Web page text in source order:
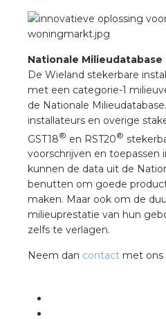
Nationale Milieudatabase
De Wieland stekerbare
met een categorie-1
de Nationale
installateurs en overige
GST18® en RST20®
voorschrijven en toepassen
kunnen de data uit de
benutten om goede
maken. Maar ook om de
milieuprestatie van hun
zelfs te verlagen.
Neem dan contact met ons